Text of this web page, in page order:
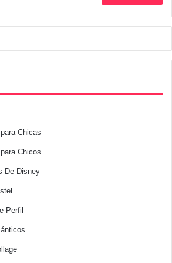
Chicas
Chicos
De Disney
Perfil